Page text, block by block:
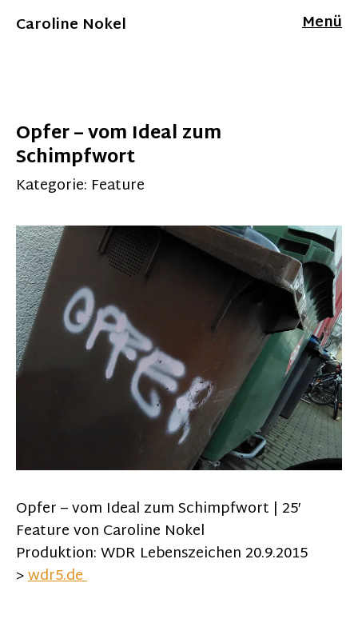
Caroline Nokel Menü
Opfer – vom Ideal zum
Schimpfwort
Kategorie: Feature
Opfer – vom Ideal zum Schimpfwort | 25′
Feature von Caroline Nokel
Produktion: WDR Lebenszeichen 20.9.2015
>wdr5.de